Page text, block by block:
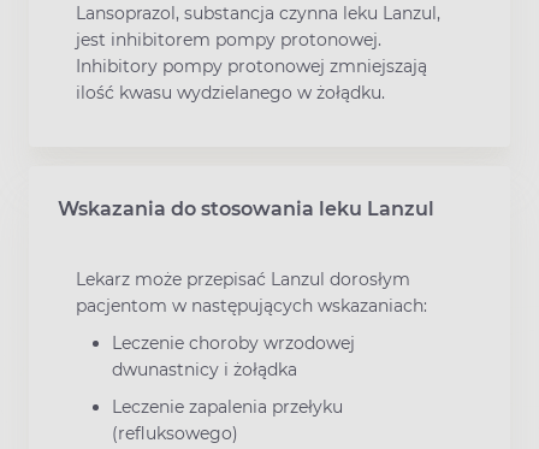
Lansoprazol, substancja czynna leku Lanzul,
jest inhibitorem pompy protonowej.
Inhibitory pompy protonowej zmniejszają
ilość kwasu wydzielanego w żołądku.
Wskazania do stosowania leku Lanzul
Lekarz może przepisać Lanzul dorosłym
pacjentom w następujących wskazaniach:
Leczenie choroby wrzodowej
dwunastnicy i żołądka
Leczenie zapalenia przełyku
(refluksowego)